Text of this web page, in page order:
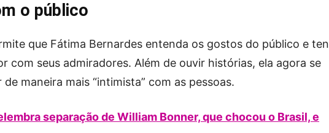
o público
que Fátima Bernardes entenda os gostos do público e
com seus admiradores. Além de ouvir histórias, ela agora se
maneira mais “intimista” com as pessoas.
separação de William Bonner, que chocou o Brasil, e